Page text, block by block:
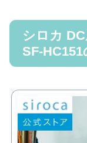
シロカ
SF-